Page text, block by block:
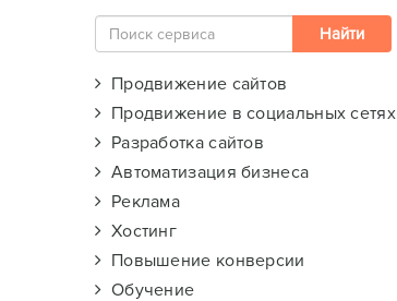
Продвижение сайтов
Продвижение в социальных сетях
Разработка сайтов
Автоматизация бизнеса
Реклама
Хостинг
Повышение конверсии
Обучение